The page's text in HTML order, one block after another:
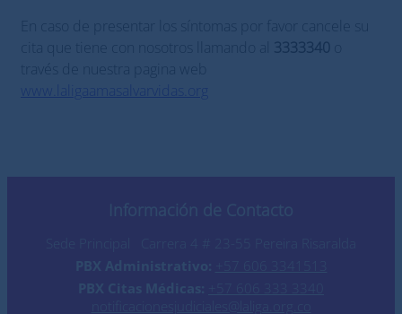
En caso de presentar los síntomas por favor cancele su
cita que tiene con nosotros llamando al 3333340
través de nuestra pagina web
Información de Contacto
Sede Principal Carrera 4 # 23-55 Pereira Risaralda
PBX Administrativo:
PBX Citas Médicas: